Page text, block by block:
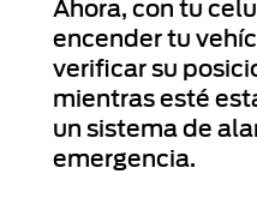
Ahora, con tu
encender tu
verificar su
mientras esté
un sistema de
emergencia.